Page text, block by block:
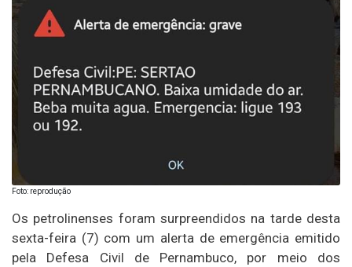
Foto: reprodução
Os petrolinenses foram surpreendidos na tarde desta
sexta-feira (7) com um alerta de emergência emitido
pela Defesa Civil de Pernambuco, por meio dos